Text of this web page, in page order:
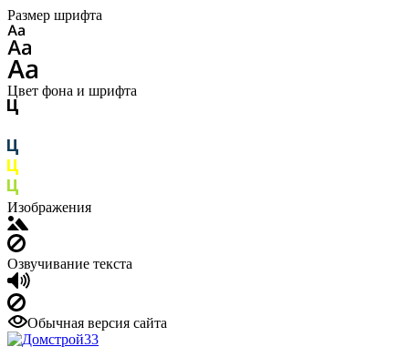
Размер шрифта
Цвет фона и шрифта
Изображения
Озвучивание текста
Обычная версия сайта